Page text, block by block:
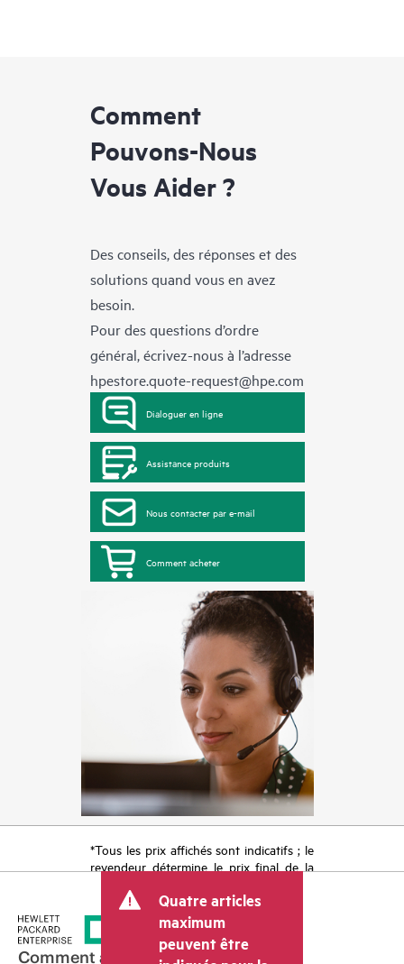
Comment
Pouvons-Nous
Vous Aider ?
Des conseils, des réponses et des
solutions quand vous en avez
besoin.
Pour des questions d’ordre
général, écrivez-nous à l’adresse
hpestore.quote-request@hpe.com
Dialoguer en ligne
Assistance produits
Nous contacter par e-mail
Comment acheter
*Tous les prix affichés sont indicatifs ; le
revendeur détermine le prix final de la
tels que la TVA ou les taxes sur la vente
et les frais d’expédition. Le prix de la
transaction déterminé par le revendeur
peut varier par rapport à d’autres
Quatre articles
maximum
peuvent être
Comment acheter